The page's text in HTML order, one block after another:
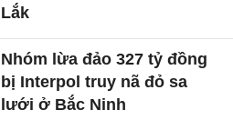
Lắk
Nhóm lừa đảo 327 tỷ đồng
bị Interpol truy nã đỏ sa
lưới ở Bắc Ninh